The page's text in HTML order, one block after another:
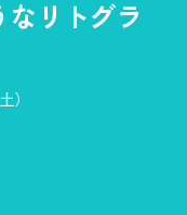
なリトグラ
）